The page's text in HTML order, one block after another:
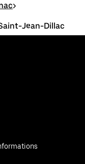
>
Jean-Dillac